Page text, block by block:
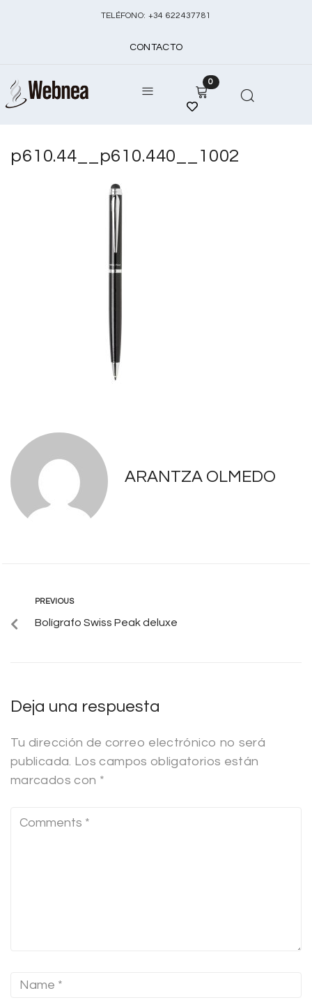
TELÉFONO: +34 622437781
CONTACTO
0
p610.44__p610.440__1002
ARANTZA OLMEDO
PREVIOUS
Bolígrafo Swiss Peak deluxe
Deja una respuesta
Tu dirección de correo electrónico no será
publicada. Los campos obligatorios están
marcados con *